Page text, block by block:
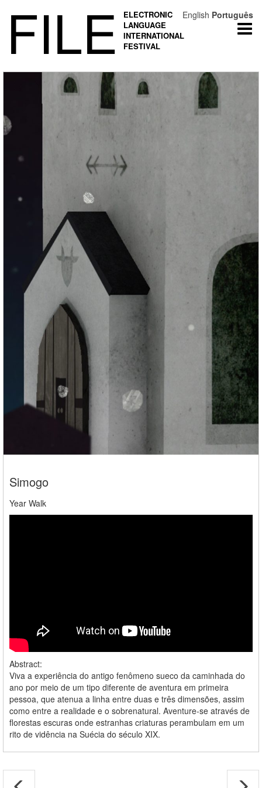
FILE
ELECTRONIC
LANGUAGE
INTERNATIONAL
FESTIVAL
Simogo
Year Walk
Abstract:
Viva a experiência do antigo fenômeno sueco da caminhada do
ano por meio de um tipo diferente de aventura em primeira
pessoa, que atenua a linha entre duas e três dimensões, assim
como entre a realidade e o sobrenatural. Aventure-se através de
florestas escuras onde estranhas criaturas perambulam em um
rito de vidência na Suécia do século XIX.
English Português